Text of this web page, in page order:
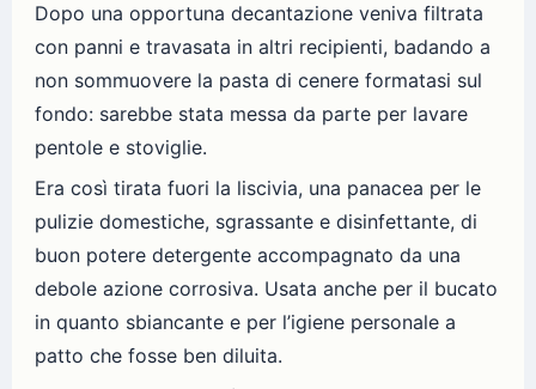
Dopo una opportuna decantazione veniva filtrata
con panni e travasata in altri recipienti, badando a
non sommuovere la pasta di cenere formatasi sul
fondo: sarebbe stata messa da parte per lavare
pentole e stoviglie.
Era così tirata fuori la liscivia, una panacea per le
pulizie domestiche, sgrassante e disinfettante, di
buon potere detergente accompagnato da una
debole azione corrosiva. Usata anche per il bucato
in quanto sbiancante e per l’igiene personale a
patto che fosse ben diluita.